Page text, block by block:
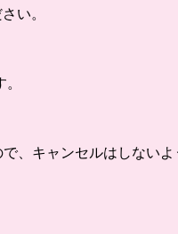
い。
、キャンセルはしないよ